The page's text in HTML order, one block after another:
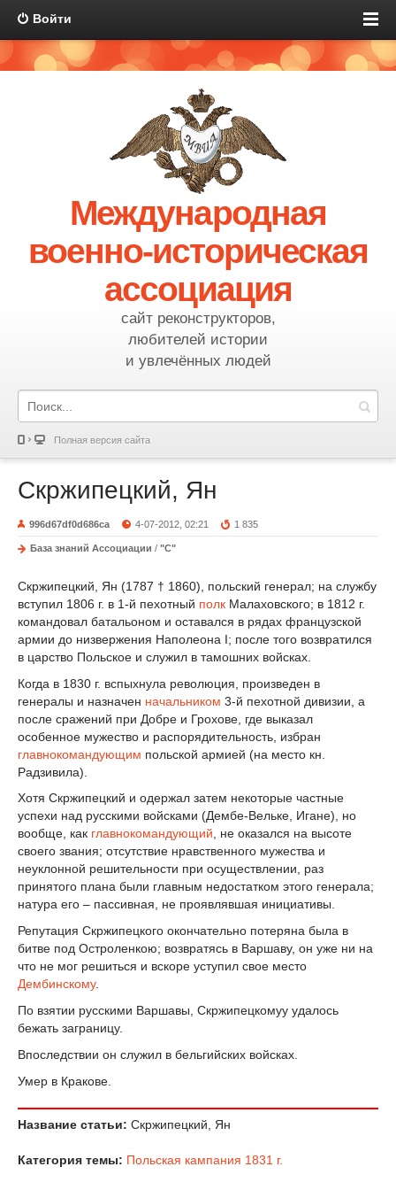
Войти
Международная
военно-историческая
ассоциация
сайт реконструкторов,
любителей истории
и увлечённых людей
Полная версия сайта
Скржипецкий, Ян
996d67df0d686ca 4-07-2012, 02:21 1 835
База знаний Ассоциации / "С"
Скржипецкий, Ян (1787 † 1860), польский генерал; на службу
вступил 1806 г. в 1-й пехотный полк Малаховского; в 1812 г.
командовал батальоном и оставался в рядах французской
армии до низвержения Наполеона I; после того возвратился
в царство Польское и служил в тамошних войсках.
Когда в 1830 г. вспыхнула революция, произведен в
генералы и назначен начальником 3-й пехотной дивизии, а
после сражений при Добре и Грохове, где выказал
особенное мужество и распорядительность, избран
главнокомандующим польской армией (на место кн.
Радзивила).
Хотя Скржипецкий и одержал затем некоторые частные
успехи над русскими войсками (Дембе-Вельке, Игане), но
вообще, как главнокомандующий, не оказался на высоте
своего звания; отсутствие нравственного мужества и
неуклонной решительности при осуществлении, раз
принятого плана были главным недостатком этого генерала;
натура его – пассивная, не проявлявшая инициативы.
Репутация Скржипецкого окончательно потеряна была в
битве под Остроленкою; возвратясь в Варшаву, он уже ни на
что не мог решиться и вскоре уступил свое место
Дембинскому.
По взятии русскими Варшавы, Скржипецкомуу удалось
бежать заграницу.
Впоследствии он служил в бельгийских войсках.
Умер в Кракове.
Название статьи: Скржипецкий, Ян
Категория темы: Польская кампания 1831 г.